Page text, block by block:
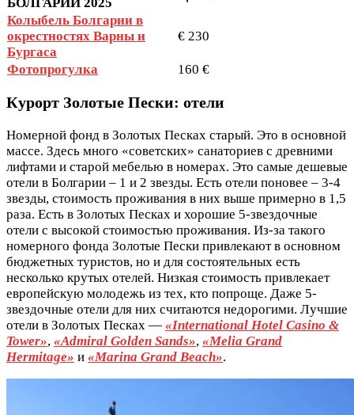
Колыбель Болгарии в
окрестностях Варны и
Бургаса
€ 230
Фотопрогулка 160 €
Курорт Золотые Пески: отели
Номерной фонд в Золотых Песках старый. Это в основной
массе. Здесь много «советских» санаториев с древними
лифтами и старой мебелью в номерах. Это самые дешевые
отели в Болгарии – 1 и 2 звезды. Есть отели поновее – 3-4
звезды, стоимость проживания в них выше примерно в 1,5
раза. Есть в Золотых Песках и хорошие 5-звездочные
отели с высокой стоимостью проживания. Из-за такого
номерного фонда Золотые Пески привлекают в основном
бюджетных туристов, но и для состоятельных есть
несколько крутых отелей. Низкая стоимость привлекает
европейскую молодежь из тех, кто попроще. Даже 5-
звездочные отели для них считаются недорогими. Лучшие
отели в Золотых Песках — «International Hotel Casino &
Tower», «Admiral Golden Sands», «Melia Grand
Hermitage» и «Marina Grand Beach».